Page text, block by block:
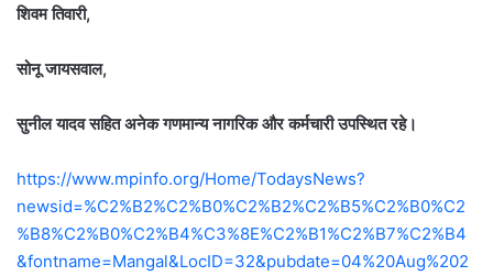
शिवम तिवारी,
सोनू जायसवाल,
सुनील यादव सहित अनेक गणमान्य नागरिक और कर्मचारी उपस्थित रहे।
https://www.mpinfo.org/Home/TodaysNews?
newsid=%C2%B2%C2%B0%C2%B2%C2%B5%C2%B0%C2
%B8%C2%B0%C2%B4%C3%8E%C2%B1%C2%B7%C2%B4
&fontname=Mangal&LocID=32&pubdate=04%20Aug%202